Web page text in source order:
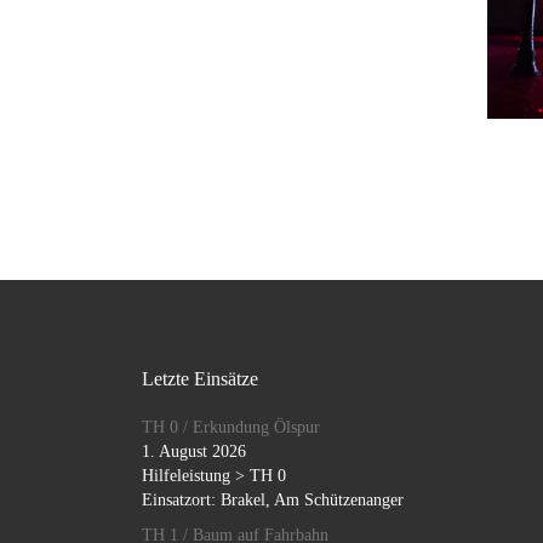
Letzte Einsätze
TH 0 / Erkundung Ölspur
1. August 2026
Hilfeleistung > TH 0
Einsatzort: Brakel, Am Schützenanger
TH 1 / Baum auf Fahrbahn